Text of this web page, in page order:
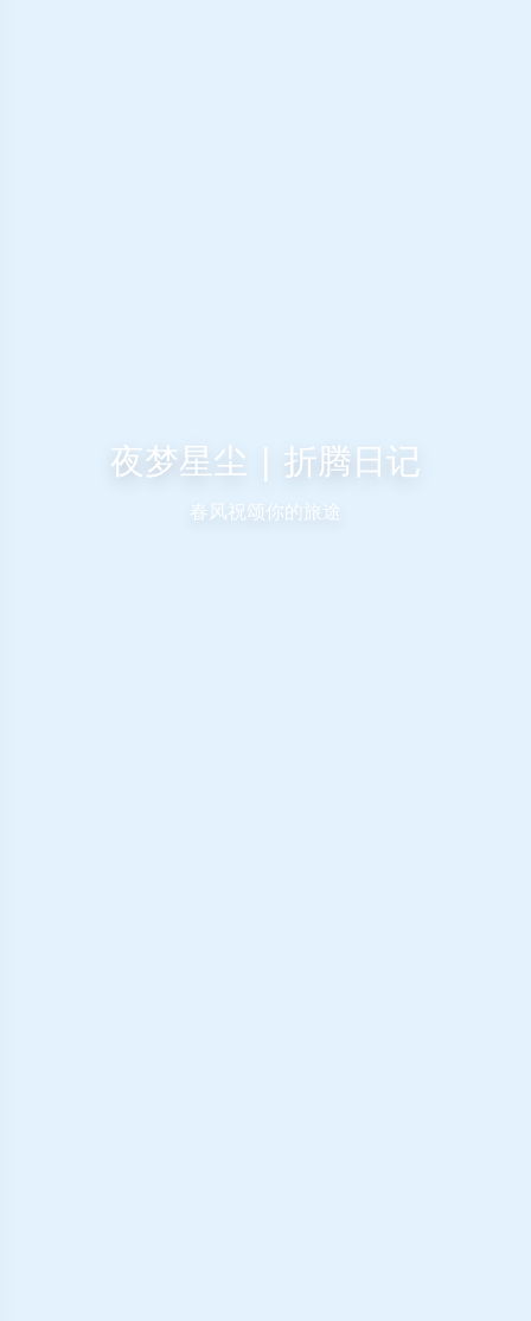
夜梦星尘 | 折腾日记
春风祝颂你的旅途